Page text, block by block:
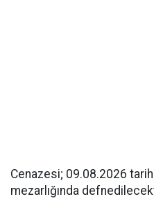
Cenazesi; 09.08.2026
mezarlığında